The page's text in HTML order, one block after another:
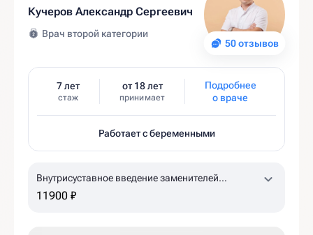
50 отзывов
Кучеров Александр Сергеевич
Врач второй категории
7 лет
стаж
от 18 лет
принимает
Подробнее
о враче
Работает с беременными
Внутрисуставное введение заменителей
синовиальной жидкости Гиалджект (коленный,
11900 ₽